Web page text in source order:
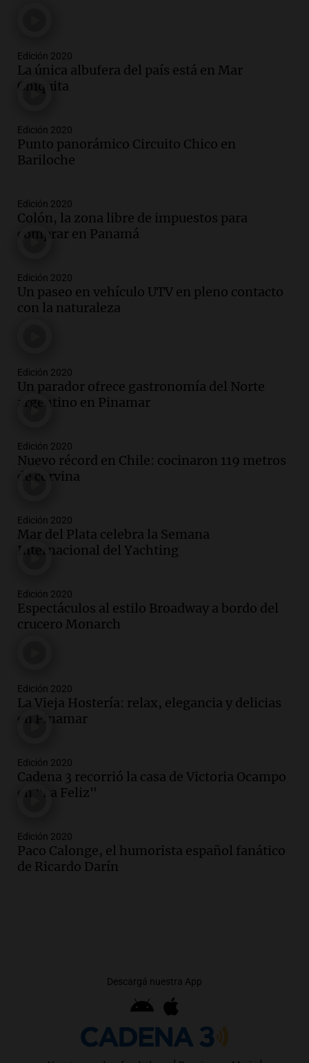
Edición 2020
La única albufera del país está en Mar
Chiquita
Edición 2020
Punto panorámico Circuito Chico en
Bariloche
Edición 2020
Colón, la zona libre de impuestos para
comprar en Panamá
Edición 2020
Un paseo en vehículo UTV en pleno contacto
con la naturaleza
Edición 2020
Un parador ofrece gastronomía del Norte
argentino en Pinamar
Edición 2020
Nuevo récord en Chile: cocinaron 119 metros
de corvina
Edición 2020
Mar del Plata celebra la Semana
Internacional del Yachting
Edición 2020
Espectáculos al estilo Broadway a bordo del
crucero Monarch
Edición 2020
La Vieja Hostería: relax, elegancia y delicias
en Pinamar
Edición 2020
Cadena 3 recorrió la casa de Victoria Ocampo
en "La Feliz"
Edición 2020
Paco Calonge, el humorista español fanático
de Ricardo Darín
Descargá nuestra App